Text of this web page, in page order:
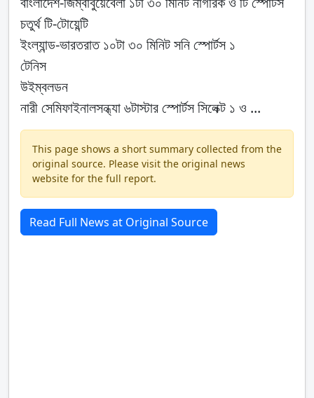
চতুর্থ টি-টোয়েন্টি
ইংল্যান্ড-ভারতরাত ১০টা ৩০ মিনিট সনি স্পোর্টস ১
টেনিস
উইম্বলডন
নারী সেমিফাইনালসন্ধ্যা ৬টাস্টার স্পোর্টস সিলেক্ট ১ ও ...
This page shows a short summary collected from the
original source. Please visit the original news
website for the full report.
Read Full News at Original Source